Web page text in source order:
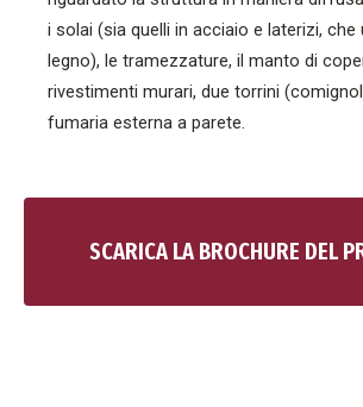
i solai (sia quelli in acciaio e laterizi, che
legno), le tramezzature, il manto di
rivestimenti murari, due torrini
fumaria esterna a parete.
SCARICA LA BROCHURE DEL